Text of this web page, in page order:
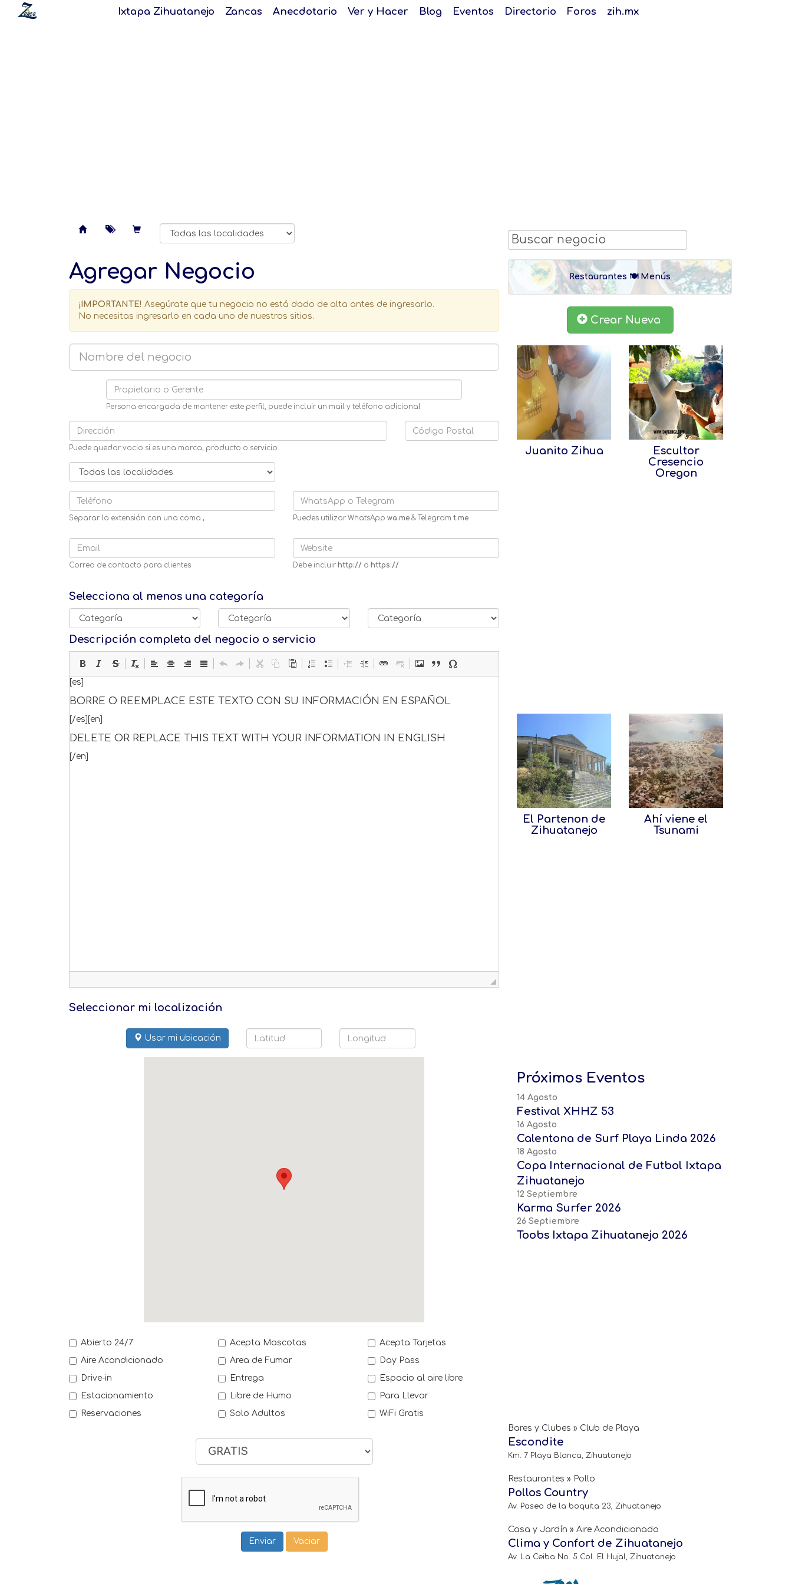
Ixtapa Zihuatanejo Zancas Anecdotario Ver y Hacer Blog Eventos Directorio Foros zih.mx
Agregar Negocio
¡IMPORTANTE! Asegúrate que tu negocio no está dado de alta antes de ingresarlo.
No necesitas ingresarlo en cada uno de nuestros sitios.
Persona encargada de mantener este perfil, puede incluir un mail y teléfono adicional
Puede quedar vacio si es una marca, producto o servicio.
Separar la extensión con una coma , Puedes utilizar WhatsApp wa.me & Telegram t.me
Correo de contacto para clientes Debe incluir http:// o https://
Selecciona al menos una categoría
Descripción completa del negocio o servicio
Seleccionar mi localización
Usar mi ubicación
Abierto 24/7 Acepta Mascotas
Acepta Tarjetas
Aire Acondicionado
Area de Fumar
Day Pass
Drive-in
Entrega
Espacio al aire libre
Estacionamiento
Libre de Humo
Para Llevar
Reservaciones
Solo Adultos WiFi Gratis
Restaurantes 🍽 Menús
Crear Nueva
Juanito Zihua
Escultor
Cresencio
Oregon
El Partenon de
Zihuatanejo
Ahí viene el
Tsunami
Próximos Eventos
14 Agosto
Festival XHHZ 53
16 Agosto
Calentona de Surf Playa Linda 2026
18 Agosto
Copa Internacional de Futbol Ixtapa
Zihuatanejo
12 Septiembre
Karma Surfer 2026
26 Septiembre
Toobs Ixtapa Zihuatanejo 2026
Bares y Clubes » Club de Playa
Escondite
Km. 7 Playa Blanca, Zihuatanejo
Restaurantes » Pollo
Pollos Country
Av. Paseo de la boquita 23, Zihuatanejo
Casa y Jardín » Aire Acondicionado
Clima y Confort de Zihuatanejo
Av. La Ceiba No. 5 Col. El Hujal, Zihuatanejo